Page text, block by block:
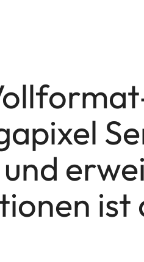
ist